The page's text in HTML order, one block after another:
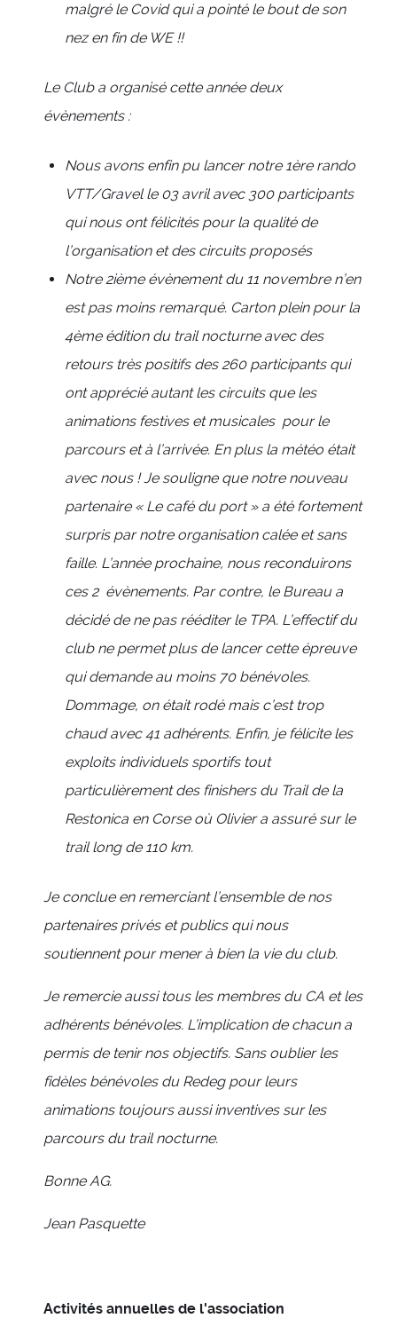
malgré le Covid qui a pointé le bout de son
nez en fin de WE !!
Le Club a organisé cette année deux
évènements :
Nous avons enfin pu lancer notre 1ère rando
VTT/Gravel le 03 avril avec 300 participants
qui nous ont félicités pour la qualité de
l’organisation et des circuits proposés
Notre 2ième évènement du 11 novembre n’en
est pas moins remarqué. Carton plein pour la
4ème édition du trail nocturne avec des
retours très positifs des 260 participants qui
ont apprécié autant les circuits que les
animations festives et musicales pour le
parcours et à l’arrivée. En plus la météo était
avec nous ! Je souligne que notre nouveau
partenaire « Le café du port » a été fortement
surpris par notre organisation calée et sans
faille. L’année prochaine, nous reconduirons
ces 2 évènements. Par contre, le Bureau a
décidé de ne pas rééditer le TPA. L’effectif du
club ne permet plus de lancer cette épreuve
qui demande au moins 70 bénévoles.
Dommage, on était rodé mais c’est trop
chaud avec 41 adhérents. Enfin, je félicite les
exploits individuels sportifs tout
particulièrement des finishers du Trail de la
Restonica en Corse où Olivier a assuré sur le
trail long de 110 km.
Je conclue en remerciant l’ensemble de nos
partenaires privés et publics qui nous
soutiennent pour mener à bien la vie du club.
Je remercie aussi tous les membres du CA et les
adhérents bénévoles. L’implication de chacun a
permis de tenir nos objectifs. Sans oublier les
fidèles bénévoles du Redeg pour leurs
animations toujours aussi inventives sur les
parcours du trail nocturne.
Bonne AG.
Jean Pasquette
Activités annuelles de l'association